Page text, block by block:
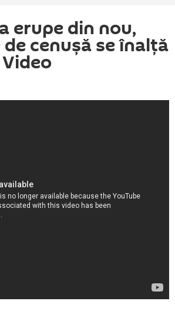
erupe din nou,
cenușă se înalță